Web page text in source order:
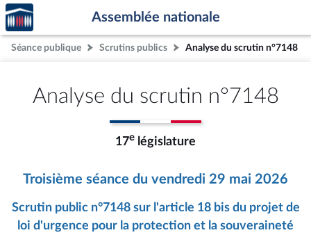
Aller au contenu
Aller en bas de la page
Accèder
à la
page
d'accueil
Assemblée nationale
Séance publique Scrutins publics Analyse du scrutin n°7148
Analyse du scrutin n°7148
17e législature
Troisième séance du vendredi 29 mai 2026
Scrutin public n°7148 sur l'article 18 bis du projet de
loi d'urgence pour la protection et la souveraineté